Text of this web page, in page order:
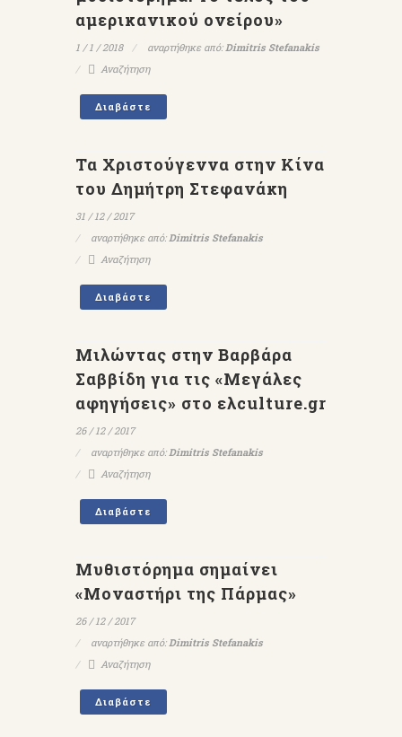
αμερικανικού ονείρου»
1 / 1 / 2018 αναρτήθηκε από:Dimitris Stefanakis
Αναζήτηση
Διαβάστε
Τα Χριστούγεννα στην Κίνα
του Δημήτρη Στεφανάκη
31 / 12 / 2017
αναρτήθηκε από:Dimitris Stefanakis
Αναζήτηση
Διαβάστε
Μιλώντας στην Βαρβάρα
Σαββίδη για τις «Μεγάλες
αφηγήσεις» στο ελculture.gr
26 / 12 / 2017
αναρτήθηκε από:Dimitris Stefanakis
Αναζήτηση
Διαβάστε
Μυθιστόρημα σημαίνει
«Μοναστήρι της Πάρμας»
26 / 12 / 2017
αναρτήθηκε από:Dimitris Stefanakis
Αναζήτηση
Διαβάστε